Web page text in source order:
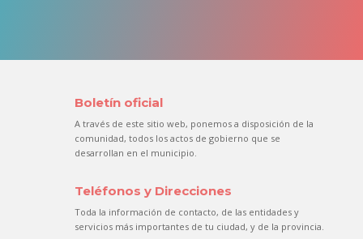
Boletín oficial
A través de este sitio web, ponemos a disposición de la
comunidad, todos los actos de gobierno que se
desarrollan en el municipio.
Teléfonos y Direcciones
Toda la información de contacto, de las entidades y
servicios más importantes de tu ciudad, y de la provincia.